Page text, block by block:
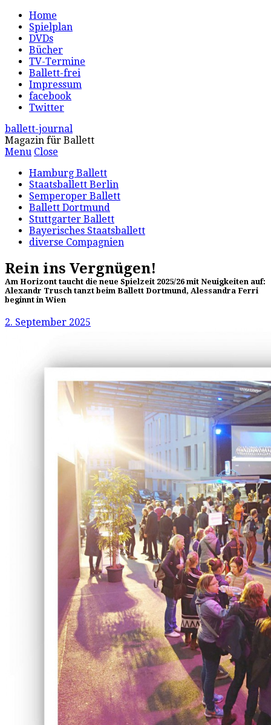
Home
Spielplan
DVDs
Bücher
TV-Termine
Ballett-frei
Impressum
facebook
Twitter
ballett-journal
Magazin für Ballett
Menu Close
Hamburg Ballett
Staatsballett Berlin
Semperoper Ballett
Ballett Dortmund
Stuttgarter Ballett
Bayerisches Staatsballett
diverse Compagnien
Rein ins Vergnügen!
Am Horizont taucht die neue Spielzeit 2025/26 mit Neuigkeiten auf:
Alexandr Trusch tanzt beim Ballett Dortmund, Alessandra Ferri
beginnt in Wien
2. September 2025